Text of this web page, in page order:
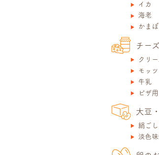
イカ
海老
かまぼ
チー
クリ
モッ
牛乳
ピザ
大豆
絹ご
淡色